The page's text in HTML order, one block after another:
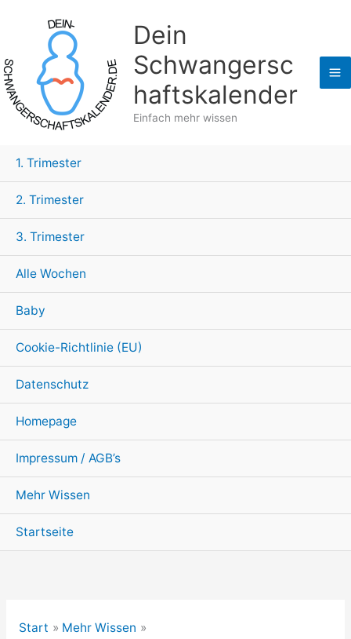
springen
Dein
Schwangersc
haftskalender
Einfach mehr wissen
1. Trimester
2. Trimester
3. Trimester
Alle Wochen
Baby
Cookie-Richtlinie (EU)
Datenschutz
Homepage
Impressum / AGB’s
Mehr Wissen
Startseite
Start
Mehr Wissen